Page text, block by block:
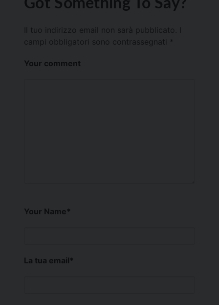
Il tuo indirizzo email non sarà pubblicato.
campi obbligatori sono contrassegnati *
Your comment
Your Name*
La tua email*